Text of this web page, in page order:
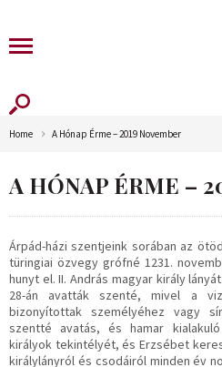
Home A Hónap Érme – 2019 November
A HÓNAP ÉRME –
Árpád-házi szentjeink sorában az
türingiai özvegy grófné 1231.
hunyt el. II. András magyar király
28-án avatták szenté, mivel a
bizonyítottak személyéhez vagy
szentté avatás, és hamar
királyok tekintélyét, és Erzsébet
királylányról és csodáiról minden év